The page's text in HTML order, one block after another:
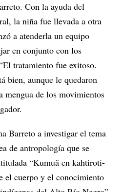
Con la ayuda del
la niña fue llevada a otra
a atenderla un equipo
en conjunto con los
tratamiento fue exitoso.
bien, aunque le quedaron
mengua de los movimientos
Barreto a investigar el tema
de antropología que se
“Kumuã en kahtiroti-
el cuerpo y el conocimiento